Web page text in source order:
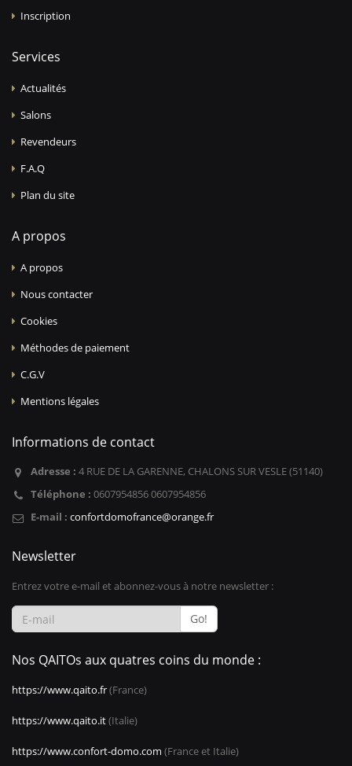
Inscription
Services
Actualités
Salons
Revendeurs
F.A.Q
Plan du site
A propos
A propos
Nous contacter
Cookies
Méthodes de paiement
C.G.V
Mentions légales
Informations de contact
Adresse : 4 RUE DE LA GARENNE, CHALONS SUR VESLE (51140)
Téléphone : 0607954856 0607954856
E-mail : confortdomofrance@orange.fr
Newsletter
Entrez votre e-mail et abonnez-vous à notre newsletter :
Go!
Nos QAITOs aux quatres coins du monde :
https://www.qaito.fr(France)
https://www.qaito.it(Italie)
https://www.confort-domo.com (France et Italie)